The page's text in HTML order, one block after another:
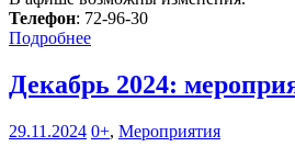
Телефон: 72-96-30
Подробнее
Декабрь 2024:
29.11.2024 0+, Мероприятия